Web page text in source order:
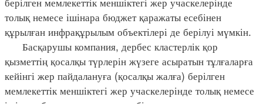
толық немесе ішінара бюджет қаражаты есебінен
құрылған инфрақұрылым объектілері де берілуі мүмкін.
Басқарушы компания, дербес кластерлік қор
қызметтің қосалқы түрлерін жүзеге асыратын тұлғаларға
кейінгі жер пайдалануға (қосалқы жалға) берілген
мемлекеттік меншіктегі жер учаскелерінде толық немесе